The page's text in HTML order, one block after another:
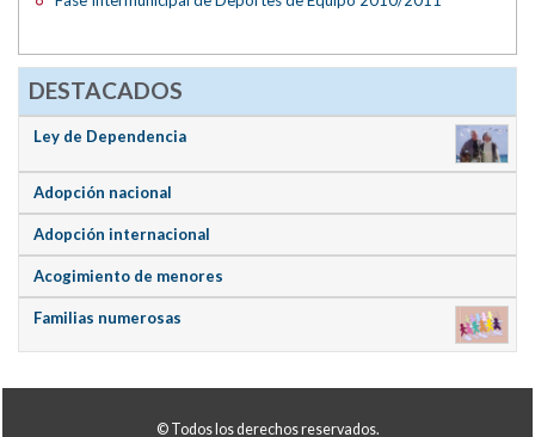
DESTACADOS
Ley de Dependencia
Adopción nacional
Adopción internacional
Acogimiento de menores
Familias numerosas
© Todos los derechos reservados.